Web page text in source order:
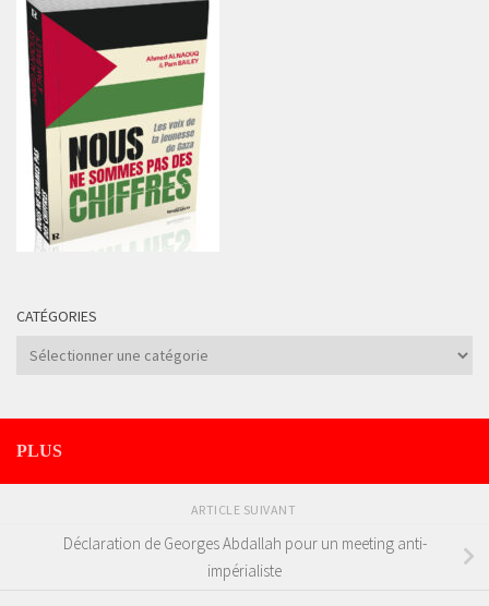
CATÉGORIES
Catégories
PLUS
ARTICLE SUIVANT
Déclaration de Georges Abdallah pour un meeting anti-
impérialiste